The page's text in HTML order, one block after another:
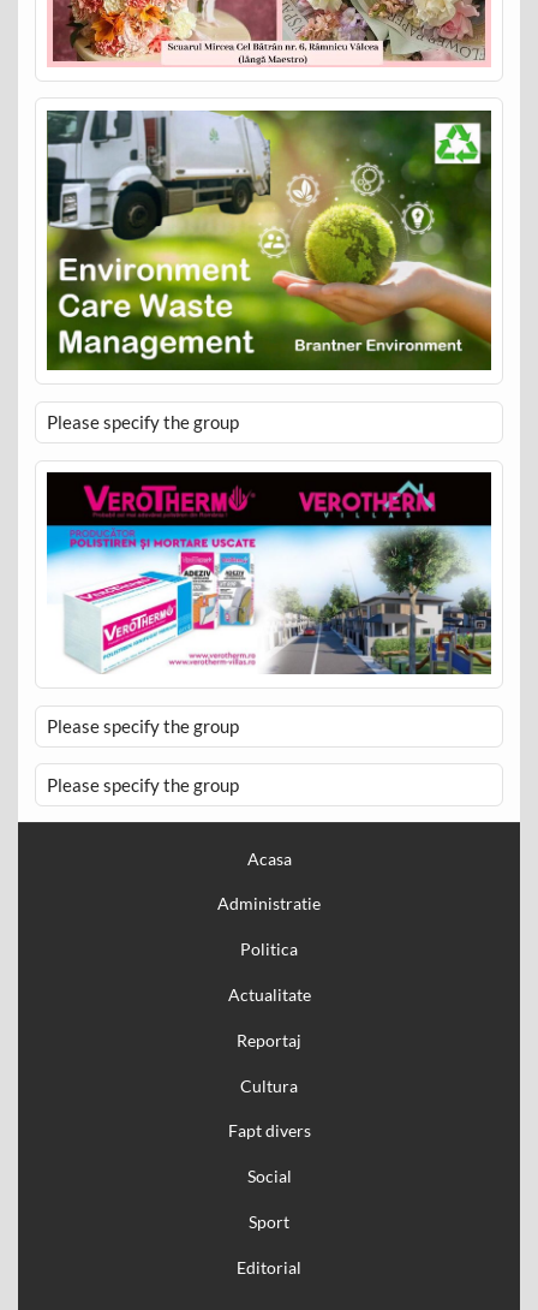
Please specify the group
Please specify the group
Please specify the group
Acasa
Administratie
Politica
Actualitate
Reportaj
Cultura
Fapt divers
Social
Sport
Editorial